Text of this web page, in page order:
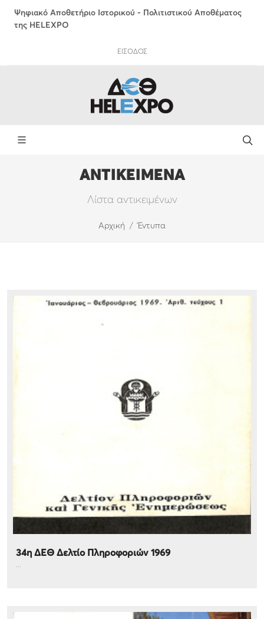
Ψηφιακό Αποθετήριο Ιστορικού - Πολιτιστικού Αποθέματος
της HELEXPO
ΕΙΣΟΔΟΣ
ΑΝΤΙΚΕΙΜΕΝΑ
Λίστα αντικειμένων
Αρχική Έντυπα
34η ΔΕΘ Δελτίο Πληροφοριών 1969
...